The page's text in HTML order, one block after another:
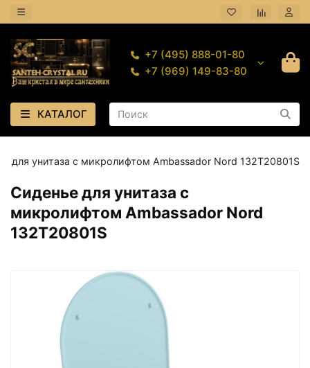
+7 (495) 888-01-80
+7 (969) 149-83-80
КАТАЛОГ
для унитаза с микролифтом Ambassador Nord 132T20801S
Сиденье для унитаза с
микролифтом Ambassador Nord
132T20801S